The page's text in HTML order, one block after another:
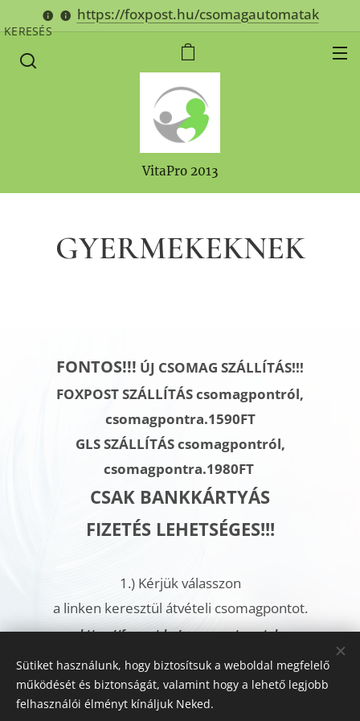
https://foxpost.hu/csomagautomatak
VitaPro 2013
KERESÉS
GYERMEKEKNEK
FONTOS!!! ÚJ CSOMAG SZÁLLÍTÁS!!!
FOXPOST SZÁLLÍTÁS csomagpontról,
csomagpontra.1590FT
GLS SZÁLLÍTÁScsomagpontról,
csomagpontra.1980FT
CSAK BANKKÁRTYÁS
FIZETÉS LEHETSÉGES!!!
1.)Kérjük válasszon
a linken keresztül átvételi csomagpontot.
https://foxpost.hu/csomagautomatak
2.)A megrendelés véglegesítésénél,
Sütiket használunk, hogy biztosítsuk a weboldal megfelelő
működését és biztonságát, valamint hogy a lehető legjobb
felhasználói élményt kínáljuk Neked.